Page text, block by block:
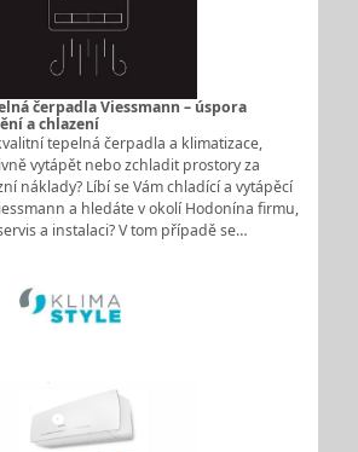
čerpadla Viessmann – úspora
a chlazení
tepelná čerpadla a klimatizace,
vytápět nebo zchladit prostory za
náklady? Líbí se Vám chladící a vytápěcí
a hledáte v okolí Hodonína firmu,
a instalaci? V tom případě se…